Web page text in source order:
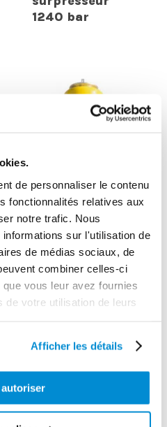
de personnaliser le contenu
fonctionnalités relatives aux
notre trafic. Nous
sur l'utilisation de
de médias sociaux, de
combiner celles-ci
vous leur avez fournies
de votre utilisation de leurs
Afficher les détails
1240 bar
Pompe
pneumatique
PRODUITS DE